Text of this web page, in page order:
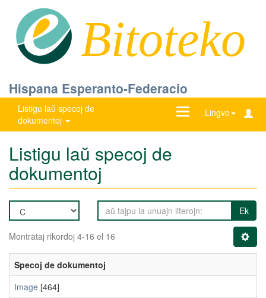
Bitoteko
Hispana Esperanto-Federacio
Listigu laŭ specoj de
dokumentoj
Lingvo
Ŝanĝu
Listigu laŭ specoj de
dokumentoj
Ek
Montrataj rikordoj 4-16 el 16
Specoj de dokumentoj
Image [464]